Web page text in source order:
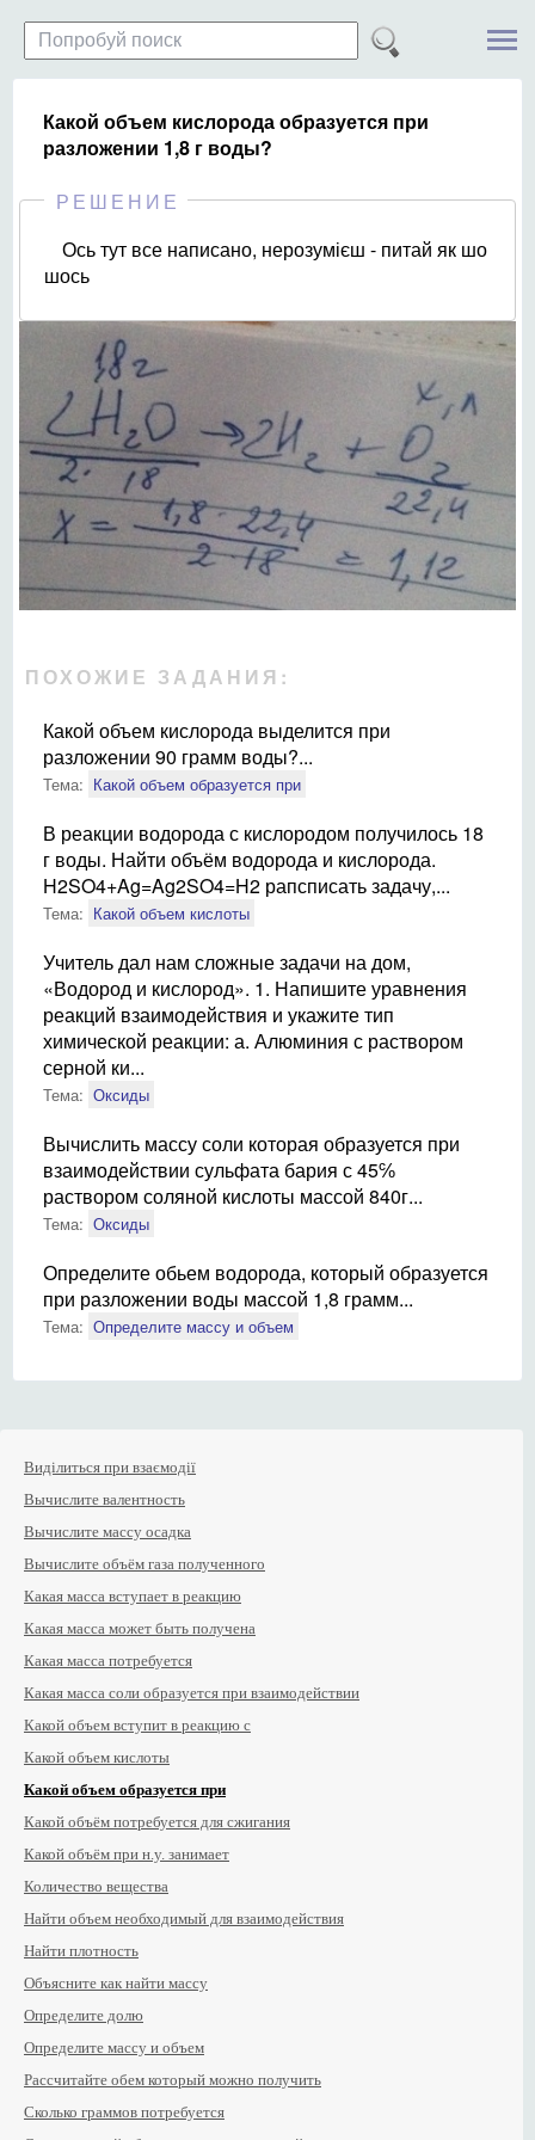
Какой объем кислорода образуется при
разложении 1,8 г воды?
РЕШЕНИЕ
Ось тут все написано, нерозумієш - питай як шо
шось
ПОХОЖИЕ ЗАДАНИЯ:
Какой объем кислорода выделится при
разложении 90 грамм воды?...
Тема: Какой объем образуется при
В реакции водорода с кислородом получилось 18
г воды. Найти объём водорода и кислорода.
H2SO4+Ag=Ag2SO4=H2 рапсписать задачу,...
Тема: Какой объем кислоты
Учитель дал нам сложные задачи на дом,
«Водород и кислород». 1. Напишите уравнения
реакций взаимодействия и укажите тип
химической реакции: а. Алюминия с раствором
серной ки...
Тема: Оксиды
Вычислить массу соли которая образуется при
взаимодействии сульфата бария с 45℅
раствором соляной кислоты массой 840г...
Тема: Оксиды
Определите обьем водорода, который образуется
при разложении воды массой 1,8 грамм...
Тема: Определите массу и объем
Виділиться при взаємодії
Вычислите валентность
Вычислите массу осадка
Вычислите объём газа полученного
Какая масса вступает в реакцию
Какая масса может быть получена
Какая масса потребуется
Какая масса соли образуется при взаимодействии
Какой объем вступит в реакцию с
Какой объем кислоты
Какой объем образуется при
Какой объём потребуется для сжигания
Какой объём при н.у. занимает
Количество вещества
Найти объем необходимый для взаимодействия
Найти плотность
Объясните как найти массу
Определите долю
Определите массу и объем
Рассчитайте обем который можно получить
Сколько граммов потребуется